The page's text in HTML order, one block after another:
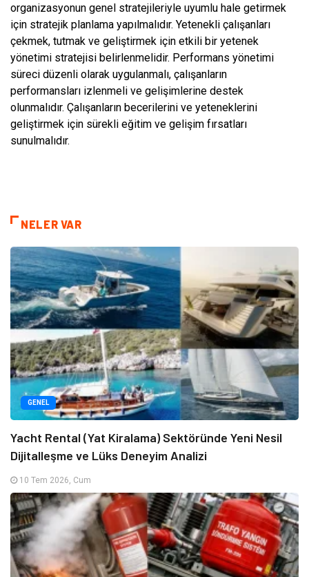
organizasyonun genel stratejileriyle uyumlu hale getirmek
için stratejik planlama yapılmalıdır. Yetenekli çalışanları
çekmek, tutmak ve geliştirmek için etkili bir yetenek
yönetimi stratejisi belirlenmelidir. Performans yönetimi
süreci düzenli olarak uygulanmalı, çalışanların
performansları izlenmeli ve gelişimlerine destek
olunmalıdır. Çalışanların becerilerini ve yeteneklerini
geliştirmek için sürekli eğitim ve gelişim fırsatları
sunulmalıdır.
NELER VAR
GENEL
Yacht Rental (Yat Kiralama) Sektöründe Yeni Nesil
Dijitalleşme ve Lüks Deneyim Analizi
10 Tem 2026, Cum